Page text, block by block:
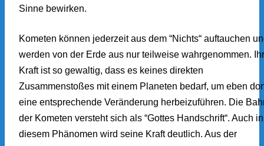
Sinne bewirken.
Kometen können jederzeit aus dem “Nichts“ auftauchen
werden von der Erde aus nur teilweise wahrgenommen.
Kraft ist so gewaltig, dass es keines direkten
Zusammenstoßes mit einem Planeten bedarf, um eben
eine entsprechende Veränderung herbeizuführen. Die
der Kometen versteht sich als “Gottes Handschrift“. Auch in
diesem Phänomen wird seine Kraft deutlich. Aus der